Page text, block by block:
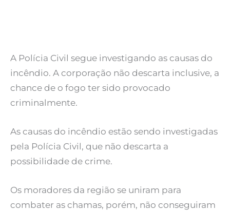
A Polícia Civil segue investigando as causas do
incêndio. A corporação não descarta inclusive, a
chance de o fogo ter sido provocado
criminalmente.
As causas do incêndio estão sendo investigadas
pela Polícia Civil, que não descarta a
possibilidade de crime.
Os moradores da região se uniram para
combater as chamas, porém, não conseguiram